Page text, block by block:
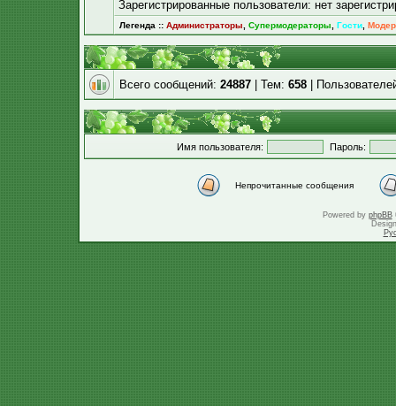
Зарегистрированные пользователи: нет
Легенда :: Администраторы Супермодераторы Гости
Всего сообщений: 24887 | Тем: 658 |
Имя пользователя: Пароль:
Непрочитанные сообщения
Powered by phpBB